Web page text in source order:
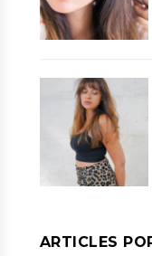
ARTICLES